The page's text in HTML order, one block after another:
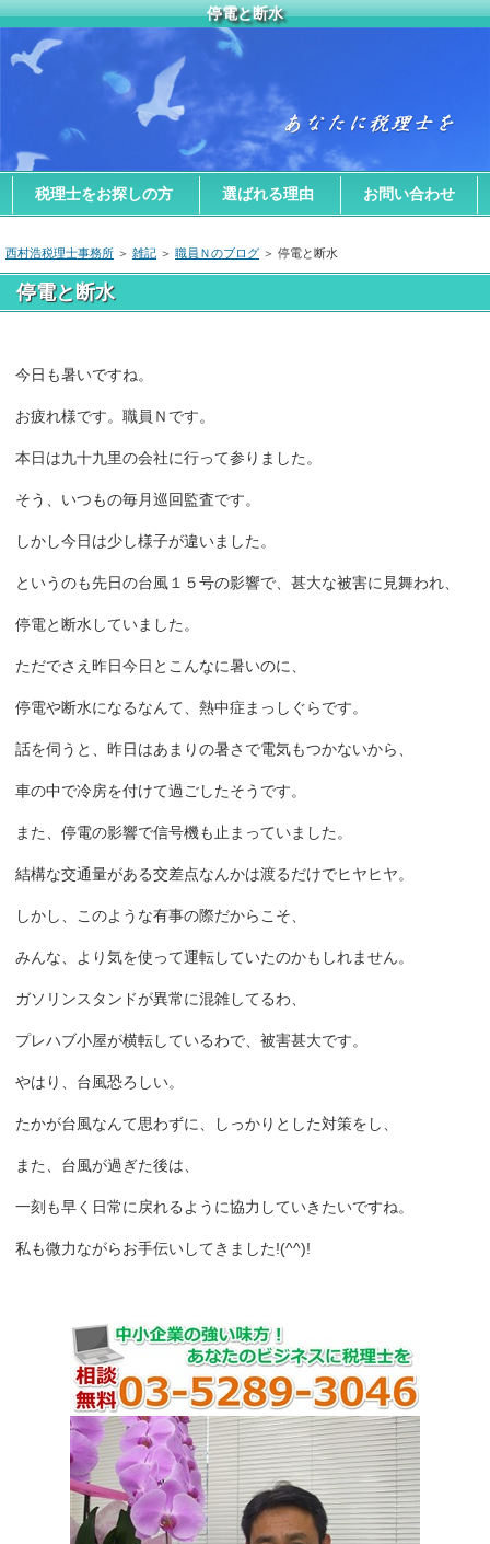
停電と断水
税理士をお探しの方 選ばれる理由 お問い合わせ
西村浩税理士事務所 ＞ 雑記 ＞ 職員Ｎのブログ ＞ 停電と断水
停電と断水
今日も暑いですね。
お疲れ様です。職員Ｎです。
本日は九十九里の会社に行って参りました。
そう、いつもの毎月巡回監査です。
しかし今日は少し様子が違いました。
というのも先日の台風１５号の影響で、甚大な被害に見舞われ、
停電と断水していました。
ただでさえ昨日今日とこんなに暑いのに、
停電や断水になるなんて、熱中症まっしぐらです。
話を伺うと、昨日はあまりの暑さで電気もつかないから、
車の中で冷房を付けて過ごしたそうです。
また、停電の影響で信号機も止まっていました。
結構な交通量がある交差点なんかは渡るだけでヒヤヒヤ。
しかし、このような有事の際だからこそ、
みんな、より気を使って運転していたのかもしれません。
ガソリンスタンドが異常に混雑してるわ、
プレハブ小屋が横転しているわで、被害甚大です。
やはり、台風恐ろしい。
たかが台風なんて思わずに、しっかりとした対策をし、
また、台風が過ぎた後は、
一刻も早く日常に戻れるように協力していきたいですね。
私も微力ながらお手伝いしてきました!(^^)!